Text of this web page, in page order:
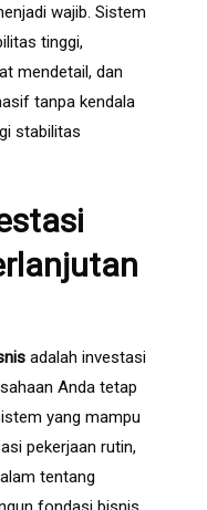
wajib. Sistem
tinggi,
mendetail, dan
tanpa kendala
stabilitas
adalah investasi
Anda tetap
yang mampu
pekerjaan rutin,
tentang